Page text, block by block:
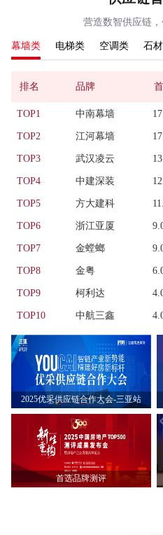
营造数智供应链
幕墙类 电梯类 空调类 石
排名 品牌
TOP1 中南幕墙
TOP2 江河幕墙
TOP3 武汉凌云
TOP4 中建深装
TOP5 方大建科
TOP6 浙江亚厦
TOP7 金螳螂
TOP8 金粤
TOP9 柯利达
TOP10 中航三鑫
2025优采供应链合作大会-三亚站
首选品牌测评